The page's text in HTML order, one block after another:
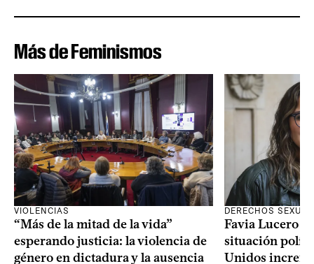
Más de Feminismos
VIOLENCIAS
“Más de la mitad de la vida”
esperando justicia: la violencia de
género en dictadura y la ausencia
DERECHOS
Favia Lucero
situación
Unidos